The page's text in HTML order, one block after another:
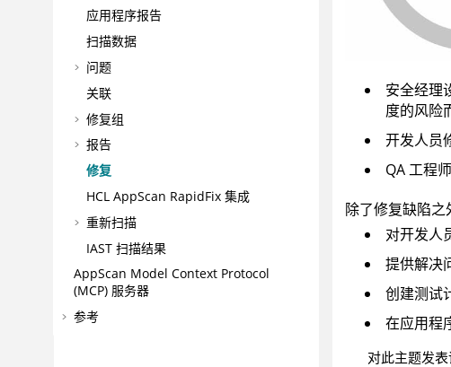
应用程序报告
扫描数据
问题
关联
修复组
报告
修复
HCL AppScan RapidFix 集成
重新扫描
IAST 扫描结果
AppScan Model Context Protocol
(MCP) 服务器
参考
安全经理
度的风险
开发人员
QA 工程
除了修复缺陷之
对开发人
提供解决
创建测试
在应用程
对此主题发